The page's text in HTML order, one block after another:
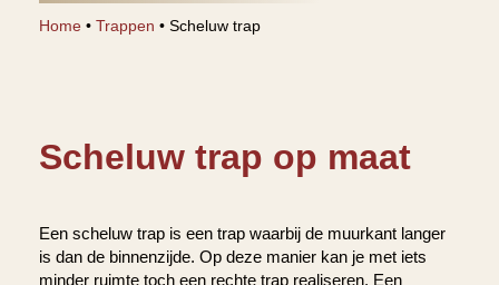
Home • Trappen • Scheluw trap
Scheluw trap op maat
Een scheluw trap is een trap waarbij de muurkant langer
is dan de binnenzijde. Op deze manier kan je met iets
minder ruimte toch een rechte trap realiseren. Een